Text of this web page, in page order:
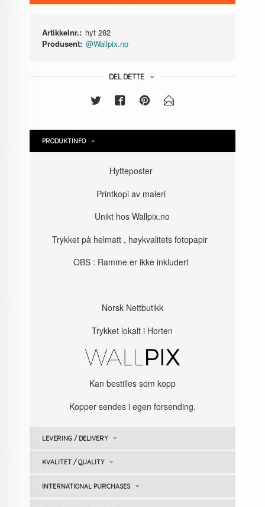
Artikkelnr.: hyt 282
Produsent: @Wallpix.no
DEL DETTE
PRODUKTINFO
Hytteposter
Printkopi av maleri
Unikt hos Wallpix.no
Trykket på helmatt , høykvalitets fotopapir
OBS : Ramme er ikke inkludert
Norsk Nettbutikk
Trykket lokalt i Horten
Kan bestilles som kopp
Kopper sendes i egen forsending.
LEVERING / DELIVERY
KVALITET / QUALITY
INTERNATIONAL PURCHASES